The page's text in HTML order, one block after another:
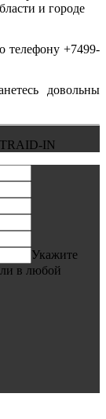
и городе
телефону +7499-
довольны
IN
Укажите
в любой